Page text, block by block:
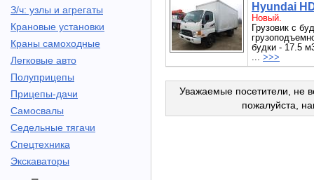
З/ч: узлы и агрегаты
Крановые установки
Краны самоходные
Легковые авто
Полуприцепы
Прицепы-дачи
Самосвалы
Седельные тягачи
Спецтехника
Экскаваторы
Hyundai
Новый.
Грузовик с
будки - 17.5
... >>>
Уважаемые посетители, не
пожалуйста,